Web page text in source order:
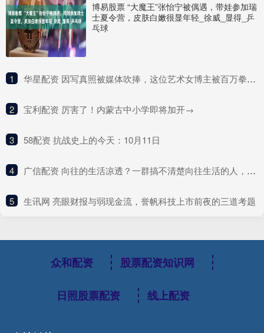
博易股票 “大魔王”张怡宁被偶遇，带娃参加瑞
士夏令营，皮肤白嫩很显年轻_徐威_显得_乒
乓球
1 ​华星配资 因写真照被媒体吹捧，这位艺术女博主被百万拳迷称为UFC传奇？
2 ​宝利配资 厉害了！内蒙古中小学即将加开→
3 ​58配资 抗战史上的今天：10月11日
4 ​广信配资 向往的生活凉透？一群搞不清楚向往生活的人，在演向往的生活
5 ​生讯网 亮眼财报与弱现金流，誉帆科技上市前夜的三道考题
众和配资 股票配资知识网
日照股票配资 线上配资